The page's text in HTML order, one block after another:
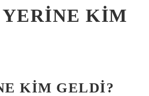
YERINE KIM
KIM GELDI?